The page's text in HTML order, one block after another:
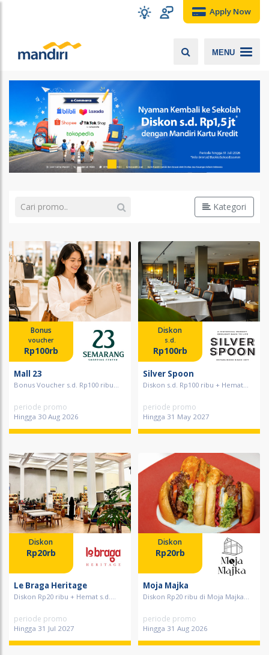
Apply Now
MENU
Kategori
Bonus
voucher
Rp100rb
Mall 23
Bonus Voucher s.d. Rp100 ribu...
periode promo
Hingga 30 Aug 2026
Diskon
s.d.
Rp100rb
Silver Spoon
Diskon s.d. Rp100 ribu + Hemat...
periode promo
Hingga 31 May 2027
Diskon
Rp20rb
Le Braga Heritage
Diskon Rp20 ribu + Hemat s.d....
periode promo
Hingga 31 Jul 2027
Diskon
Rp20rb
Moja Majka
Diskon Rp20 ribu di Moja Majka...
periode promo
Hingga 31 Aug 2026